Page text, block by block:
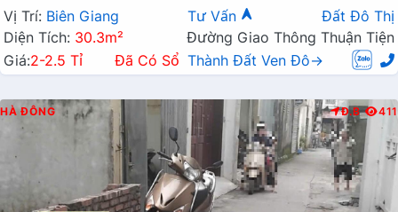
Chỉ Vài Trăm Mét
Vị Trí: Biên Giang Tư Vấn
Đất Đô Thị
Diện Tích: 30.3m²
Đường Giao Thông Thuận Tiện
Giá:2-2.5 Tỉ Đã Có Sổ Thành Đất Ven Đô→
HÀ ĐÔNG Đ.B 411